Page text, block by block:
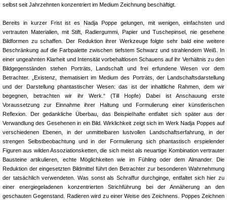
selbst seit Jahrzehnten konzentriert im Medium Zeichnung beschäftigt.
Bereits in kurzer Frist ist es Nadja Poppe gelungen, mit wenigen, einfachsten und
vertrauten Materialien, mit Stift, Radiergummi, Papier und Tuschepinsel, nie gesehene
Bildformen zu schaffen. Der Reduktion ihrer Werkzeuge folgte sehr bald eine weitere
Beschränkung auf die Farbpalette zwischen tiefstem Schwarz und strahlendem Weiß. In
einer ungeahnten Klarheit und Intensität vorbehaltlosen Schauens auf ihr Verhältnis zu den
Bildgegenständen stehen Porträts, Landschaft und frei erfundene Wesen vor dem
Betrachter. „Existenz, thematisiert im Medium des Porträts, der Landschaftsdarstellung
und der Darstellung phantastischer Wesen: das ist der inhaltliche Rahmen, dem wir
begegnen, betrachten wir ihr Werk.“ (Till Hopfe) Dabei ist Anschauung erste
Voraussetzung zur Einnahme ihrer Haltung und Formulierung einer künstlerischen
Reflexion. Der gedankliche Überbau, das Beispielhafte entfaltet sich später aus der
Verwandlung des Gesehenen in ein Bild. Wirklichkeit zeigt sich im Werk Nadja Poppes auf
verschiedenen Ebenen, in der unmittelbaren lustvollen Landschaftserfahrung, in der
strengen Selbstbeobachtung und in der Formulierung sich phantastisch erspielender
Figuren aus wilden Assoziationsketten, die sich meist als neuartige Kombination vertrauter
Bausteine artikulieren, echte Möglichkeiten wie im Fühling oder dem Almander. Die
Reduktion der eingesetzten Bildmittel führt den Betrachter zur besonderen Wahrnehmung
der tatsächlich verwendeten. Was sonst als Schraffur durchginge, entfaltet sich hier zu
einer energiegeladenen konzentrierten Strichführung bei der Annäherung an den
geschauten Gegenstand. Radieren wird zu einer Weise des Zeichnens. Poppes Zeichnen